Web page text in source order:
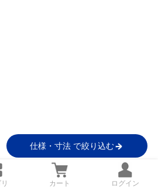
仕様・寸法 で絞り込む
カート ログイン